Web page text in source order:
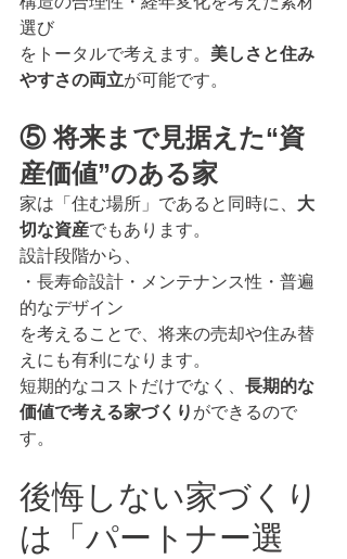
選び
をトータルで考えます。 美しさと住み
やすさの両立が可能です。
⑤ 将来まで見据えた“資
産価値”のある家
家は「住む場所」であると同時に、 大
切な資産でもあります。
設計段階から、
・長寿命設計・メンテナンス性・普遍
的なデザイン
を考えることで、将来の売却や住み替
えにも有利になります。
短期的なコストだけでなく、 長期的な
価値で考える家づくり ができるので
す。
後悔しない家づくり
は「パートナー選